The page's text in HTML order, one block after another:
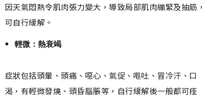
因天氣悶熱令肌肉張力變大，導致局部肌肉繃緊及抽筋，
可自行緩解。
輕微：熱衰竭
症狀包括頭暈、頭痛、噁心、氣促、嘔吐、冒冷汗、口
渴，有輕微發燒、頭昏腦脹等，自行緩解後一般都可痊